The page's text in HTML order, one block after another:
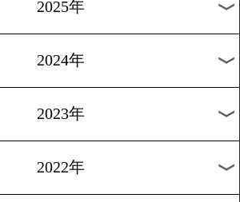
[インタビュー]2014.10.9
内藤、チャンスを逃さず決
[インタビュー]2014.10.4
竹中、勝利を信じて戦うだ
1